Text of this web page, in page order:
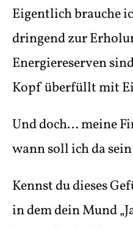
Eigentlich brauche
dringend zur
Energiereserven
Kopf überfüllt mit
Und doch… meine
wann soll ich da
Kennst du dieses
in dem dein Mund